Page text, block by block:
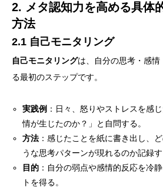
2. メタ認知力を高める具体
方法
2.1 自己モニタリング
自己モニタリングは、自分の思考・感
る最初のステップです。
実践例 ：日々、怒りやストレスを感
情が生じたのか？」と自問する。
方法 ：感じたことを紙に書き出し、
うな思考パターンが現れるのか記録す
目的 ：自分の弱点や感情的反応を冷
トを得る。